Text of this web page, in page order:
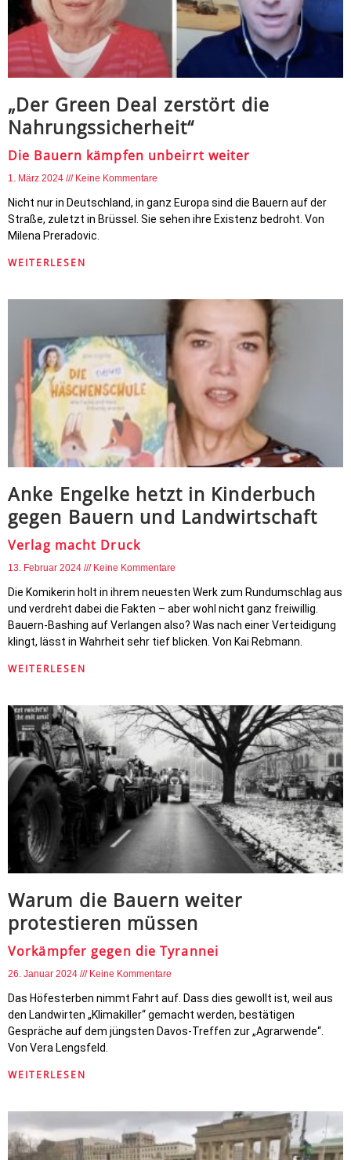
„Der Green Deal zerstört die
Nahrungssicherheit“
Die Bauern kämpfen unbeirrt weiter
1. März 2024 Keine Kommentare
Nicht nur in Deutschland, in ganz Europa sind die Bauern auf der
Straße, zuletzt in Brüssel. Sie sehen ihre Existenz bedroht. Von
Milena Preradovic.
WEITERLESEN
Anke Engelke hetzt in Kinderbuch
gegen Bauern und Landwirtschaft
Verlag macht Druck
13. Februar 2024 Keine Kommentare
Die Komikerin holt in ihrem neuesten Werk zum Rundumschlag aus
und verdreht dabei die Fakten – aber wohl nicht ganz freiwillig.
Bauern-Bashing auf Verlangen also? Was nach einer Verteidigung
klingt, lässt in Wahrheit sehr tief blicken. Von Kai Rebmann.
WEITERLESEN
Warum die Bauern weiter
protestieren müssen
Vorkämpfer gegen die Tyrannei
26. Januar 2024 Keine Kommentare
Das Höfesterben nimmt Fahrt auf. Dass dies gewollt ist, weil aus
den Landwirten „Klimakiller“ gemacht werden, bestätigen
Gespräche auf dem jüngsten Davos-Treffen zur „Agrarwende“.
Von Vera Lengsfeld.
WEITERLESEN